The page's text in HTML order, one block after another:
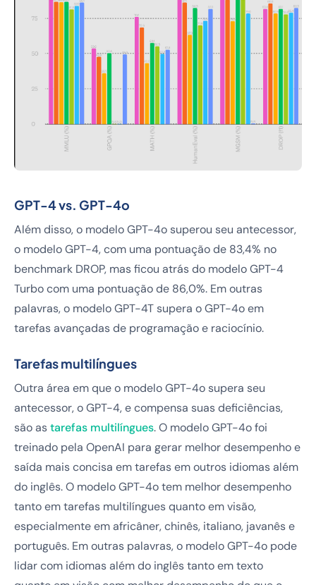
GPT-4 vs. GPT-4o
Além disso, o modelo GPT-4o superou seu antecessor,
o modelo GPT-4, com uma pontuação de 83,4% no
benchmark DROP, mas ficou atrás do modelo GPT-4
Turbo com uma pontuação de 86,0%. Em outras
palavras, o modelo GPT-4T supera o GPT-4o em
tarefas avançadas de programação e raciocínio.
Tarefas multilíngues
Outra área em que o modelo GPT-4o supera seu
antecessor, o GPT-4, e compensa suas deficiências,
são astarefas multilíngues. O modelo GPT-4o foi
treinado pela OpenAI para gerar melhor desempenho e
saída mais concisa em tarefas em outros idiomas além
do inglês. O modelo GPT-4o tem melhor desempenho
tanto em tarefas multilíngues quanto em visão,
especialmente em africâner, chinês, italiano, javanês e
português. Em outras palavras, o modelo GPT-4o pode
lidar com idiomas além do inglês tanto em texto